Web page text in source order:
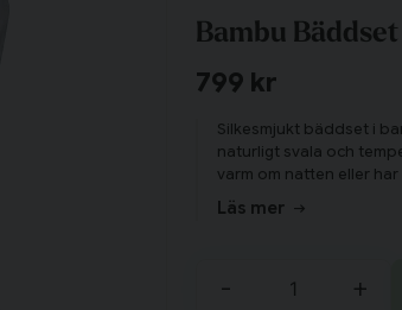
Bambu
799 kr
Silkesmjukt bäddset i
naturligt svala och
varm om natten eller
Läs mer
- +